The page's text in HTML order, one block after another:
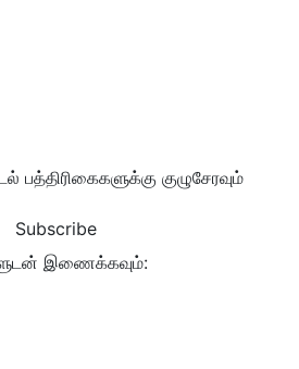
பத்திரிகைகளுக்கு குழுசேரவும்
Subscribe
இணைக்கவும்: